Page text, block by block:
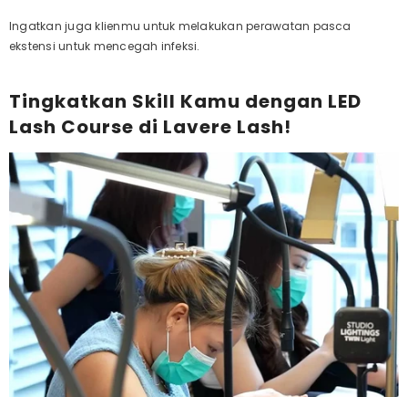
Ingatkan juga klienmu untuk melakukan perawatan pasca
ekstensi untuk mencegah infeksi.
Tingkatkan Skill Kamu dengan LED
Lash Course di Lavere Lash!